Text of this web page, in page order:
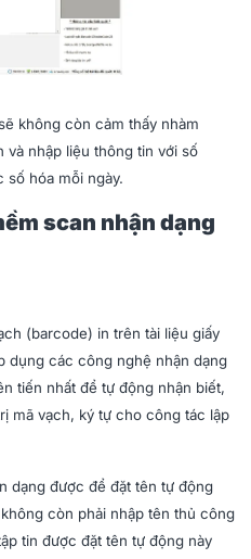
không còn cảm thấy nhàm
và nhập liệu thông tin với số
số hóa mỗi ngày.
scan nhận dạng
(barcode) in trên tài liệu giấy
dụng các công nghệ nhận dạng
tiến nhất để tự động nhận biết,
mã vạch, ký tự cho công tác lập
dạng được để đặt tên tự động
còn phải nhập tên thủ công
tin được đặt tên tự động này